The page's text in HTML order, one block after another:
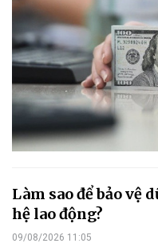
Làm sao để bảo vệ
hệ lao động?
09/08/2026 11:05